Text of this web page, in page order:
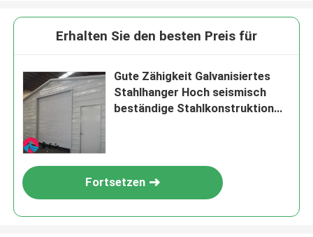
Erhalten Sie den besten Preis für
Gute Zähigkeit Galvanisiertes
Stahlhanger Hoch seismisch
beständige Stahlkonstruktion
Fortsetzen